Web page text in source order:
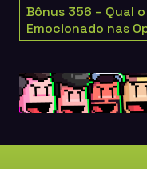
Bônus 356 – Qual
Emocionado nas